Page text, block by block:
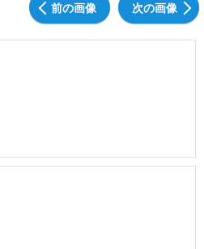
前の画像 次の画像